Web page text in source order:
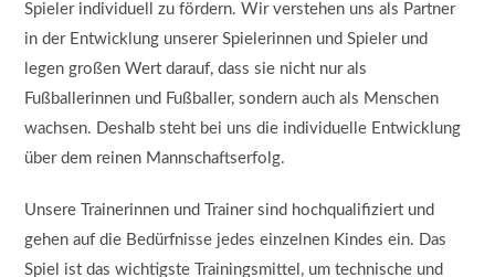
Spieler individuell zu fördern. Wir verstehen uns als Partner
in der Entwicklung unserer Spielerinnen und Spieler und
legen großen Wert darauf, dass sie nicht nur als
Fußballerinnen und Fußballer, sondern auch als Menschen
wachsen. Deshalb steht bei uns die individuelle Entwicklung
über dem reinen Mannschaftserfolg.
Unsere Trainerinnen und Trainer sind hochqualifiziert und
gehen auf die Bedürfnisse jedes einzelnen Kindes ein. Das
Spiel ist das wichtigste Trainingsmittel, um technische und